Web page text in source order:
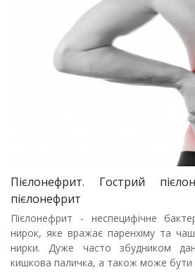
Пієлонефрит. Гострий
пієлонефрит
Пієлонефрит - неспецифічне
нирок, яке вражає паренхіму та
нирки. Дуже часто збудником
кишкова паличка, а також може бути